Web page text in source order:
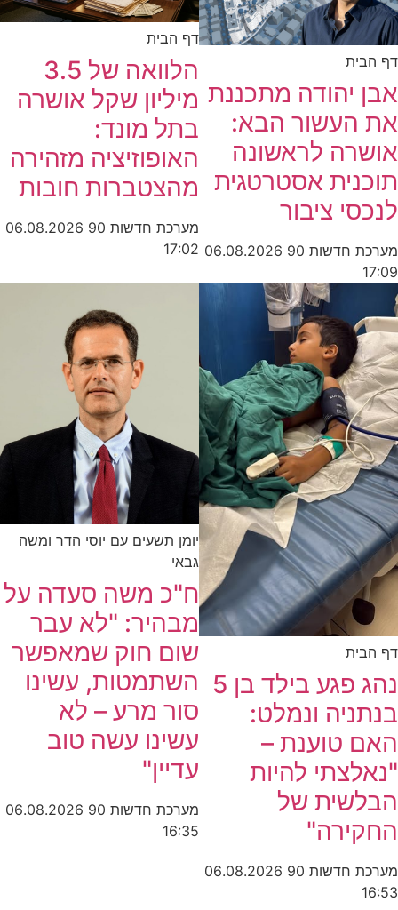
דף הבית
אבן יהודה מתכננת
את העשור הבא:
אושרה לראשונה
תוכנית אסטרטגית
לנכסי ציבור
מערכת חדשות 90
06.08.2026
17:09
דף הבית
הלוואה של 3.5
מיליון שקל אושרה
בתל מונד:
האופוזיציה מזהירה
מהצטברות חובות
מערכת חדשות 90
06.08.2026
17:02
דף הבית
נהג פגע בילד בן 5
בנתניה ונמלט:
האם טוענת –
"נאלצתי להיות
הבלשית של
החקירה"
מערכת חדשות 90
06.08.2026
16:53
יומן תשעים עם יוסי הדר ומשה
גבאי
ח"כ משה סעדה על
מבהיר: "לא עבר
שום חוק שמאפשר
השתמטות, עשינו
סור מרע – לא
עשינו עשה טוב
עדיין"
מערכת חדשות 90
06.08.2026
16:35